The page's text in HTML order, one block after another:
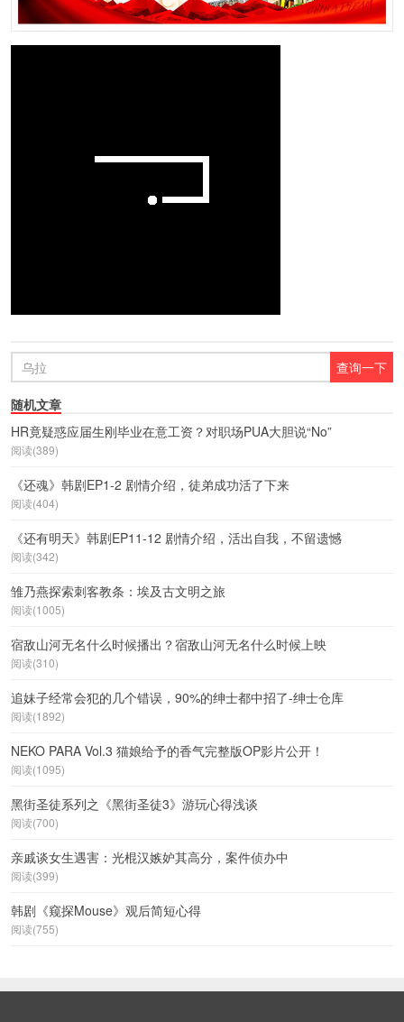
随机文章
HR竟疑惑应届生刚毕业在意工资？对职场PUA大胆说“No”
阅读(389)
《还魂》韩剧EP1-2 剧情介绍，徒弟成功活了下来
阅读(404)
《还有明天》韩剧EP11-12 剧情介绍，活出自我，不留遗憾
阅读(342)
雏乃燕探索刺客教条：埃及古文明之旅
阅读(1005)
宿敌山河无名什么时候播出？宿敌山河无名什么时候上映
阅读(310)
追妹子经常会犯的几个错误，90%的绅士都中招了-绅士仓库
阅读(1892)
NEKO PARA Vol.3 猫娘给予的香气完整版OP影片公开！
阅读(1095)
黑街圣徒系列之《黑街圣徒3》游玩心得浅谈
阅读(700)
亲戚谈女生遇害：光棍汉嫉妒其高分，案件侦办中
阅读(399)
韩剧《窥探Mouse》观后简短心得
阅读(755)